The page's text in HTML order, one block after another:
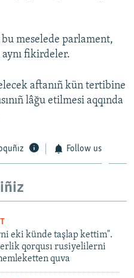
meselede parlament,
fikirdeler.
aftanıñ kün tertibine
lâğu etilmesi aqqında
Follow us
eki künde taşlap kettim".
qorqusı rusiyelilerni
quva